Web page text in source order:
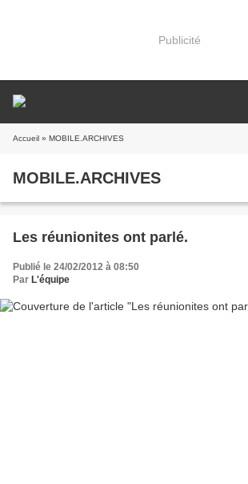
Publicité
Accueil » MOBILE.ARCHIVES
MOBILE.ARCHIVES
Les réunionites ont parlé.
Publié le 24/02/2012 à 08:50
Par L'équipe